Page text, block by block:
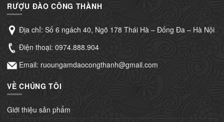
RƯỢU ĐÀO CÔNG THÀNH
Địa chỉ: Số 6 ngách 40, Ngõ 178 Thái Hà – Đống Đa – Hà Nội
Điện thoại: 0974.888.904
Email: ruoungamdaocongthanh@gmail.com
VỀ CHÚNG TÔI
Giới thiệu sản phẩm